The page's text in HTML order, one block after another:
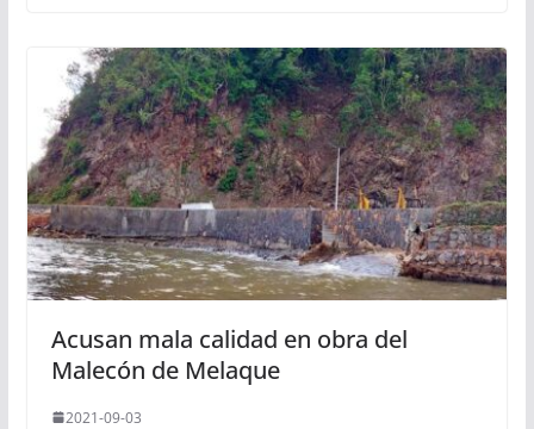
Acusan mala calidad en obra del
Malecón de Melaque
2021-09-03